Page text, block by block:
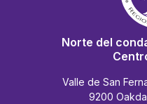
Norte del
Valle de San
9200